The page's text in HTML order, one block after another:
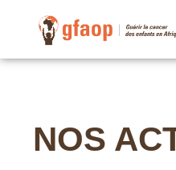
NOS